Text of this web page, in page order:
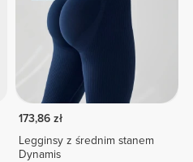
173,86 zł
Legginsy z średnim stanem
Dynamis